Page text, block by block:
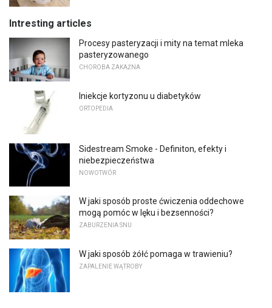
Intresting articles
Procesy pasteryzacji i mity na temat mleka
pasteryzowanego
CHOROBA ZAKAŹNA
Iniekcje kortyzonu u diabetyków
ORTOPEDIA
Sidestream Smoke - Definiton, efekty i
niebezpieczeństwa
NOWOTWÓR
W jaki sposób proste ćwiczenia oddechowe
mogą pomóc w lęku i bezsenności?
ZABURZENIA SNU
W jaki sposób żółć pomaga w trawieniu?
ZAPALENIE WĄTROBY